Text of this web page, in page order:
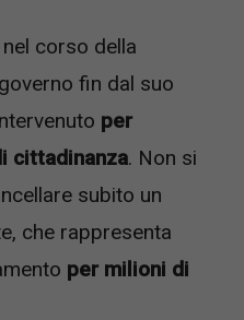
corso della
fin dal suo
per
cittadinanza. Non si
subito un
che rappresenta
per milioni di